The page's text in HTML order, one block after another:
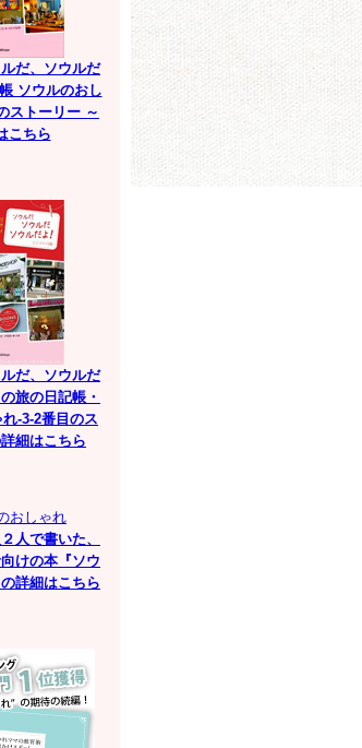
だ、ソウルだ
ソウルのおし
ストーリー ～
こちら
だ、ソウルだ
旅の日記帳・
-3-2番目のス
細はこちら
人で書いた、
けの本『ソウ
詳細はこちら